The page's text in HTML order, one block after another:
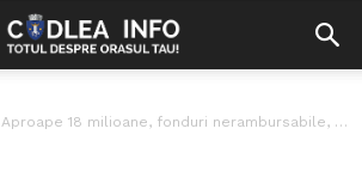
Aproape 18 milioane, fonduri nerambursabile, pentru integrarea țiganilor din cartierul Mălin